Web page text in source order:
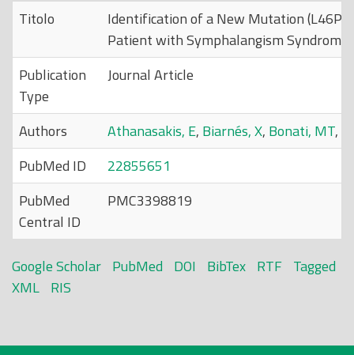
Titolo
Identification of a New Mutation (L46P)
Patient with Symphalangism Syndrome.
Publication
Type
Journal Article
Authors Athanasakis, E, Biarnés, X, Bonati, MT,
PubMed ID
22855651
PubMed
Central ID
PMC3398819
Google Scholar PubMed DOI BibTex RTF Tagged
XML RIS